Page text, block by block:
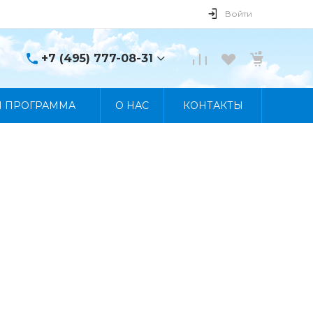
Войти
+7 (495) 777-08-31
+7 (495) 777-08-31
ПРОГРАММА О НАС КОНТАКТЫ